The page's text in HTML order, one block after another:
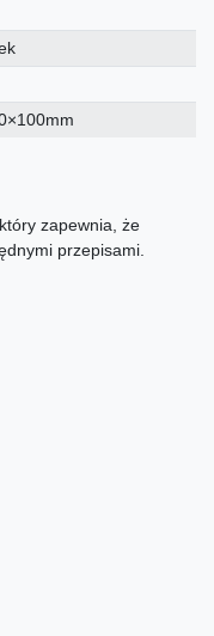
zapewnia, że
przepisami.